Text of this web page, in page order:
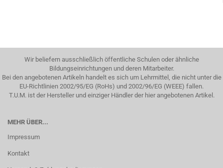
Wir beliefern ausschließlich öffentliche Schulen oder ähnliche
Bildungseinrichtungen und deren Mitarbeiter.
Bei den angebotenen Artikeln handelt es sich um Lehrmittel, die nicht unter die
EU-Richtlinien 2002/95/EG (RoHs) und 2002/96/EG (WEEE) fallen.
T.U.M. ist der Hersteller und einziger Händler der hier angebotenen Artikel.
MEHR ÜBER...
Impressum
Kontakt